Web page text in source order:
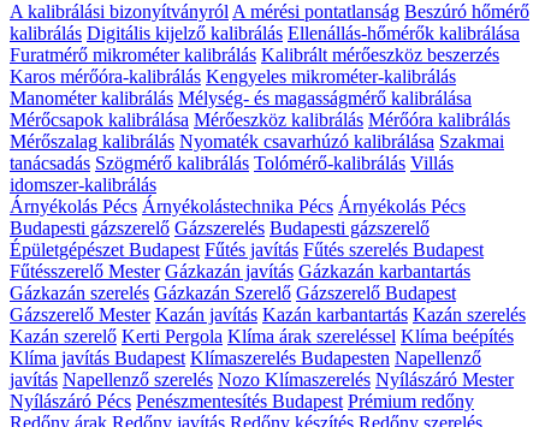
A kalibrálási bizonyítványrólA mérési pontatlanság Beszúró hőmérő
kalibrálás Digitális kijelző kalibrálás Ellenállás-hőmérők kalibrálása
Furatmérő mikrométer kalibrálás Kalibrált mérőeszköz beszerzés
Karos mérőóra-kalibrálás Kengyeles mikrométer-kalibrálás
Manométer kalibrálás Mélység- és magasságmérő kalibrálása
Mérőcsapok kalibrálása Mérőeszköz kalibrálás Mérőóra kalibrálás
Mérőszalag kalibrálás Nyomaték csavarhúzó kalibrálása Szakmai
tanácsadás Szögmérő kalibrálás Tolómérő-kalibrálás Villás
idomszer-kalibrálás
Árnyékolás Pécs Árnyékolástechnika Pécs Árnyékolás Pécs
Budapesti gázszerelő Gázszerelés Budapesti gázszerelő
Épületgépészet Budapest Fűtés javítás Fűtés szerelés Budapest
Fűtésszerelő Mester Gázkazán javítás Gázkazán karbantartás
Gázkazán szerelés Gázkazán Szerelő Gázszerelő Budapest
Gázszerelő Mester Kazán javítás Kazán karbantartás Kazán szerelés
Kazán szerelő Kerti Pergola Klíma árak szereléssel Klíma beépítés
Klíma javítás Budapest Klímaszerelés Budapesten Napellenző
javítás Napellenző szerelés Nozo Klímaszerelés Nyílászáró Mester
Nyílászáró Pécs Penészmentesítés Budapest Prémium redőny